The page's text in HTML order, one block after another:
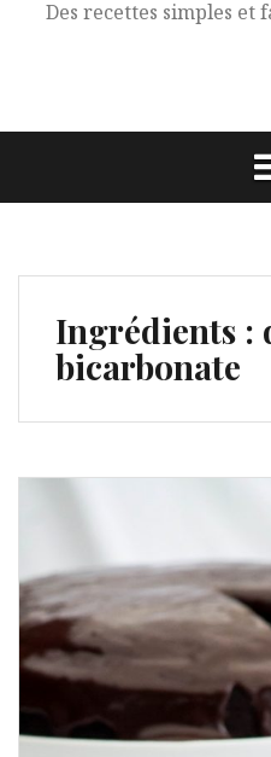
Des recettes simples et
Ingrédients :
bicarbonate